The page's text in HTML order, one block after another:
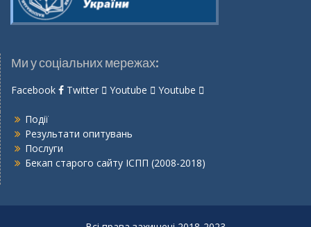
Ми у соціальних мережах:
Facebook Twitter Youtube Youtube
Події
Результати опитувань
Послуги
Бекап старого сайту ІСПП (2008-2018)